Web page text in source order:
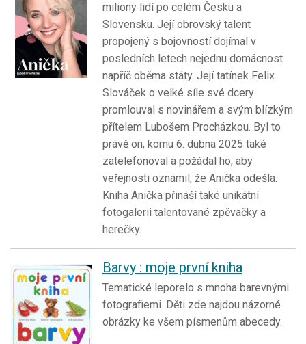
miliony lidí po celém Česku a
Slovensku. Její obrovský talent
propojený s bojovností dojímal v
posledních letech nejednu domácnost
napříč oběma státy. Její tatínek Felix
Slováček o velké síle své dcery
promlouval s novinářem a svým blízkým
přítelem Lubošem Procházkou. Byl to
právě on, komu 6. dubna 2025 také
zatelefonoval a požádal ho, aby
veřejnosti oznámil, že Anička odešla.
Kniha Anička přináší také unikátní
fotogalerii talentované zpěvačky a
herečky.
Barvy : moje první kniha
Tematické leporelo s mnoha barevnými
fotografiemi. Děti zde najdou názorné
obrázky ke všem písmenům abecedy.